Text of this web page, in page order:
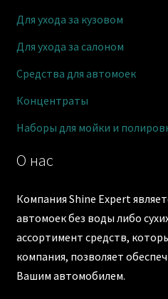
О нас
Компания Shine Expert
автомоек без воды либо
ассортимент средств,
компания, позволяет
Вашим автомобилем.
Для ухода за кузовом
Для ухода за салоном
Средства для автомоек
Концентраты
Наборы для мойки и